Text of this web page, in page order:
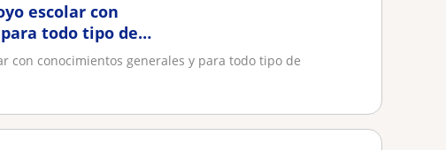
escolar con
todo tipo de
con conocimientos generales y para todo tipo de